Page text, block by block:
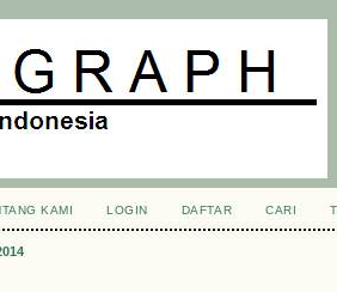
KAMI LOGIN DAFTAR CARI